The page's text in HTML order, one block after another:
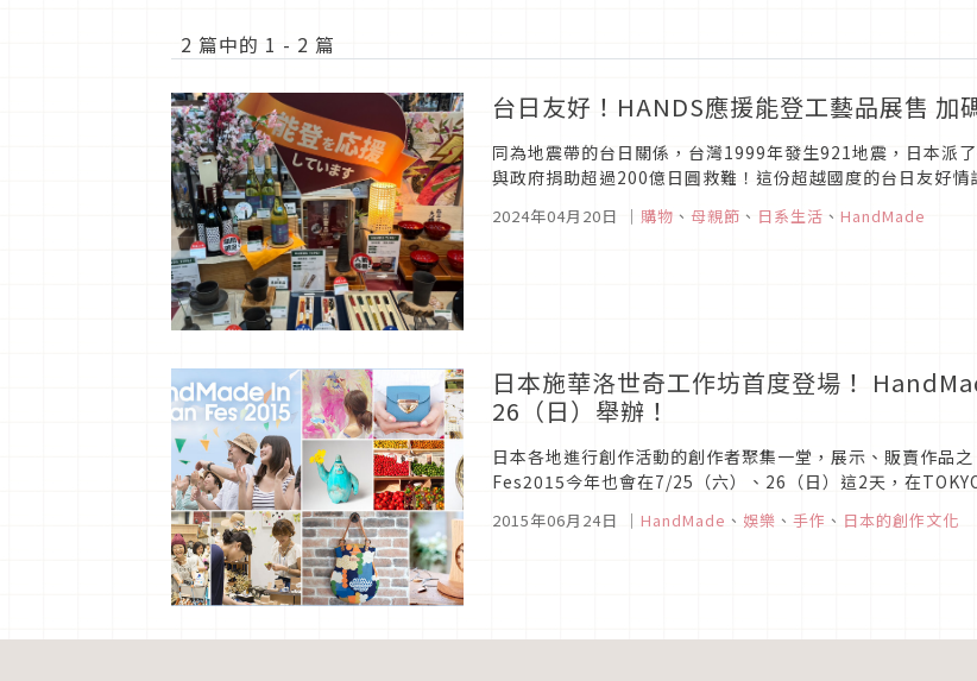
2 篇中的 1 - 2 篇
台日友好！HANDS應援能登工藝品展售 加
同為地震帶的台日關係，台灣1999年發生921地震，日本派
與政府捐助超過200億日圓救難！這份超越國度的台日友好
2024年04月20日 ｜ 購物 、 母親節 、 日系生活 、 HandMade
日本施華洛世奇工作坊首度登場！
26（日）舉辦！
日本各地進行創作活動的創作者聚集一堂，展示、販賣作
Fes2015今年也會在7/25（六）、26（日）這2天，在
量」，展示、販賣日本全國的創作者原創作品，此次比以往歷
2015年06月24日 ｜ HandMade 、 娛樂 、 手作 、 日本的創作文化